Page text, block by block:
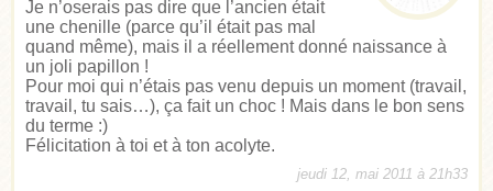
Je n’oserais pas dire que l’ancien était
une chenille (parce qu’il était pas mal
quand même), mais il a réellement donné naissance à
un joli papillon !
Pour moi qui n’étais pas venu depuis un moment (travail,
travail, tu sais…), ça fait un choc ! Mais dans le bon sens
du terme :)
Félicitation à toi et à ton acolyte.
jeudi 12, mai 2011 à 21h33